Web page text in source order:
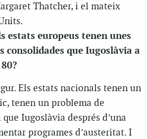
Thatcher, i el mateix
estats europeus tenen unes
consolidades que Iugoslàvia a
Els estats nacionals tenen un
tenen un problema de
Iugoslàvia després d’una
programes d’austeritat. I